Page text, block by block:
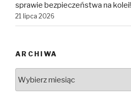
sprawie bezpieczeństwa na kolei!
21 lipca 2026
ARCHIWA